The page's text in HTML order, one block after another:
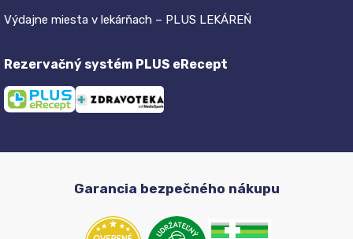
Výdajne miesta v lekárňach – PLUS LEKÁREŇ
Rezervačný systém PLUS eRecept
Garancia bezpečného nákupu